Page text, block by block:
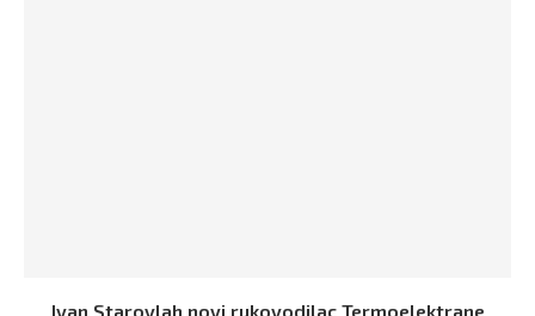
Ivan Starovlah novi rukovodilac Termoelektrane